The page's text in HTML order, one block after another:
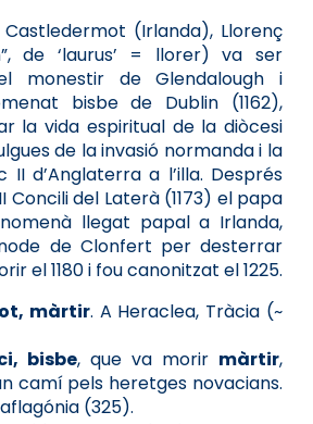
Castledermot (Irlanda), Llorenç
de ‘laurus’ = llorer) va ser
monestir de Glendalough i
bisbe de Dublin (1162),
la vida espiritual de la diòcesi
de la invasió normanda i la
II d’Anglaterra a l’illa. Després
Concili del Laterà (1173) el papa
llegat papal a Irlanda,
de Clonfert per desterrar
el 1180 i fou canonitzat el 1225.
màrtir. A Heraclea, Tràcia (~
bisbe, que va morir màrtir,
camí pels heretges novacians.
(325).